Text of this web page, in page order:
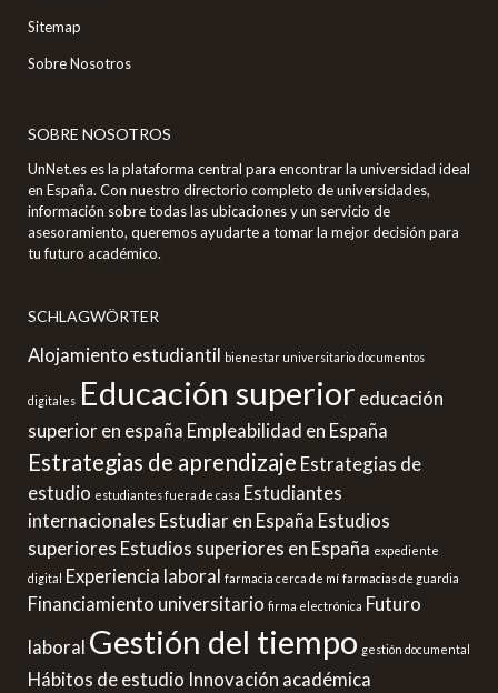
Sitemap
Sobre Nosotros
SOBRE NOSOTROS
UnNet.es es la plataforma central para encontrar la universidad ideal
en España. Con nuestro directorio completo de universidades,
información sobre todas las ubicaciones y un servicio de
asesoramiento, queremos ayudarte a tomar la mejor decisión para
tu futuro académico.
SCHLAGWÖRTER
Alojamiento estudiantil bienestar universitario documentos
digitales Educación superior educación
superior en españa Empleabilidad en España
Estrategias de aprendizaje Estrategias de
estudio estudiantes fuera de casa Estudiantes
internacionales Estudiar en España Estudios
superiores Estudios superiores en España expediente
digital Experiencia laboral farmacia cerca de mí farmacias de guardia
Financiamiento universitario firma electrónica Futuro
laboral Gestión del tiempo gestión documental
Hábitos de estudio Innovación académica